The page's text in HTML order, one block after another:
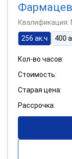
Квалификация:
256 ак.ч
400
Кол-во часов:
Стоимость:
Старая цена:
Рассрочка: